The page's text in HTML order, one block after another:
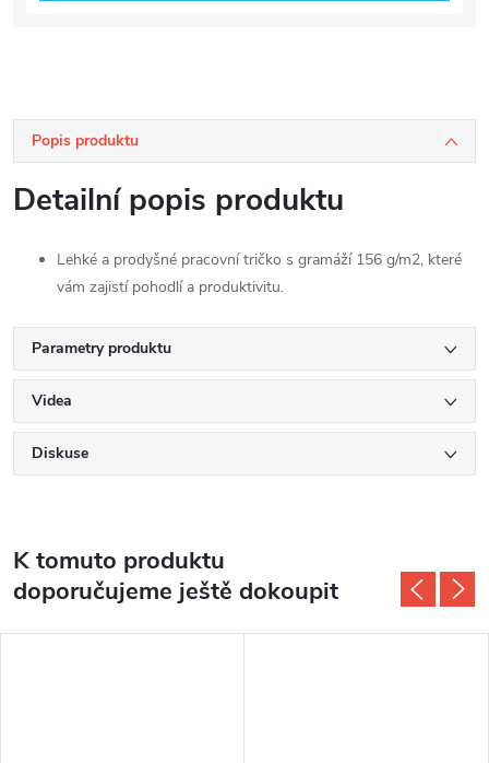
Popis produktu
Detailní popis produktu
Lehké a prodyšné pracovní tričko s gramáží 156 g/m2, které
vám zajistí pohodlí a produktivitu.
Parametry produktu
Videa
Diskuse
K tomuto produktu
doporučujeme ještě dokoupit